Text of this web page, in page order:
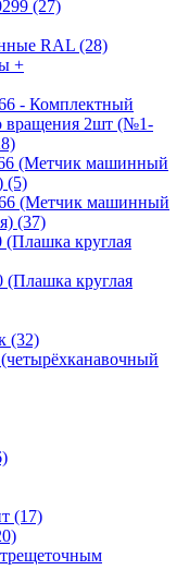
(27)
RAL (28)
+
- Комплектный
вращения 2шт (№1-
(Метчик машинный
(5)
(Метчик машинный
(37)
круглая
круглая
(32)
(17)